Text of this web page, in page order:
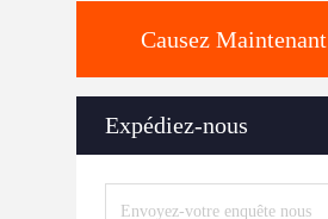
Causez Maintenant
Expédiez-nous